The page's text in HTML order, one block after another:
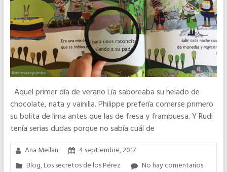
Aquel primer día de verano Lía saboreaba su helado de
chocolate, nata y vainilla. Philippe prefería comerse primero
su bolita de lima antes que las de fresa y frambuesa. Y Rudi
tenía serias dudas porque no sabía cuál de
Ana Meilan
4 septiembre, 2017
Blog,Los secretos de los Pérez
No hay comentarios